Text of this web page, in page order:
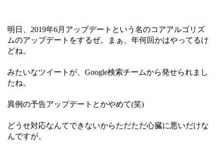
明日、2019年6月アップデートという名のコアアルゴリズ
ムのアップデートをするぜ。まぁ、年何回かはやってるけ
どね。
みたいなツイートが、Google検索チームから発せられまし
たね。
異例の予告アップデートとかやめて(笑)
どうせ対応なんてできないからただただ心臓に悪いだけな
んですが。